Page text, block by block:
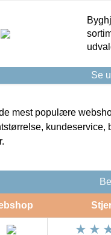
Se
mest populære